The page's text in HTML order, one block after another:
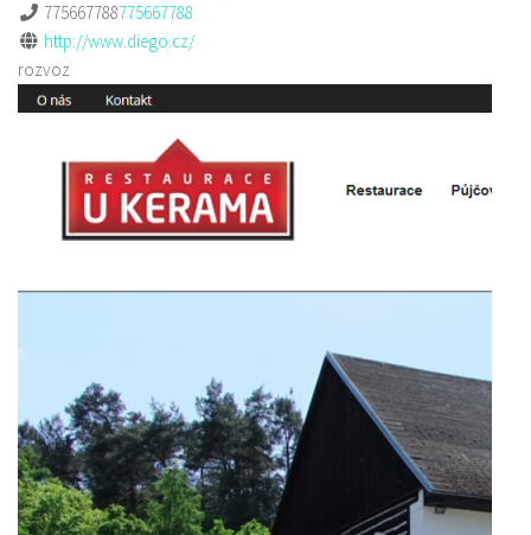
775667788775667788
http://www.diego.cz/
rozvoz